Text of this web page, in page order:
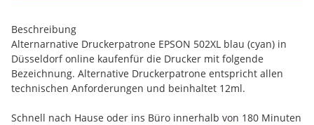
Beschreibung
Alternarnative Druckerpatrone EPSON 502XL blau (cyan) in
Düsseldorf online kaufenfür die Drucker mit folgende
Bezeichnung. Alternative Druckerpatrone entspricht allen
technischen Anforderungen und beinhaltet 12ml.
Schnell nach Hause oder ins Büro innerhalb von 180 Minuten